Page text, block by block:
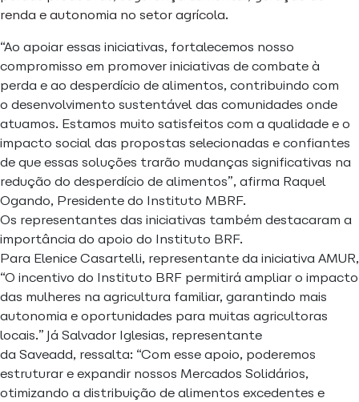
renda e autonomia no setor agrícola.
“Ao apoiar essas iniciativas, fortalecemos nosso
compromisso em promover iniciativas de combate à
perda e ao desperdício de alimentos, contribuindo com
o desenvolvimento sustentável das comunidades onde
atuamos. Estamos muito satisfeitos com a qualidade e o
impacto social das propostas selecionadas e confiantes
de que essas soluções trarão mudanças significativas na
redução do desperdício de alimentos”, afirma Raquel
Ogando, Presidente do Instituto MBRF.
Os representantes das iniciativas também destacaram a
importância do apoio do Instituto BRF.
Para Elenice Casartelli, representante da iniciativa AMUR,
“O incentivo do Instituto BRF permitirá ampliar o impacto
das mulheres na agricultura familiar, garantindo mais
autonomia e oportunidades para muitas agricultoras
locais.” Já Salvador Iglesias, representante
da Saveadd, ressalta: “Com esse apoio, poderemos
estruturar e expandir nossos Mercados Solidários,
otimizando a distribuição de alimentos excedentes e